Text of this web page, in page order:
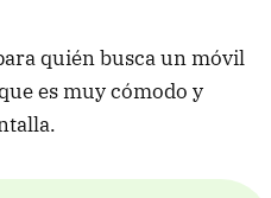
quién busca un móvil
es muy cómodo y